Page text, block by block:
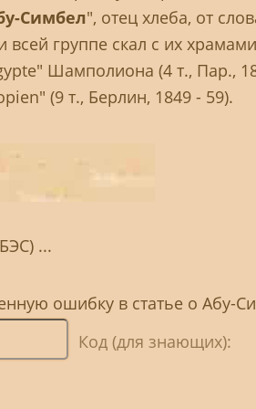
Симбел", отец хлеба, от
группе скал с их
Шамполиона (4 т., Пар.,
(9 т., Берлин, 1849 - 59).
...
ошибку в статье о Абу-
Код (для знающих):